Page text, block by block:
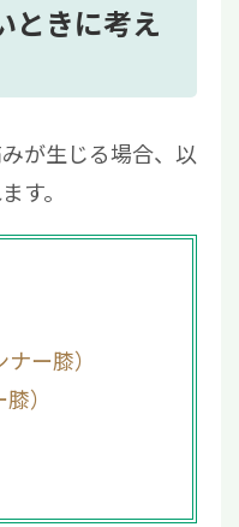
ときに考え
が生じる場合、以
す。
ー膝）
）